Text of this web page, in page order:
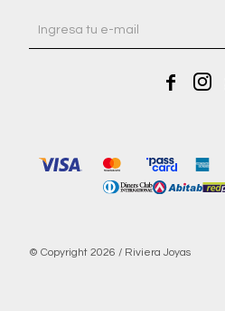
 
© Copyright 2026 / Riviera Joyas